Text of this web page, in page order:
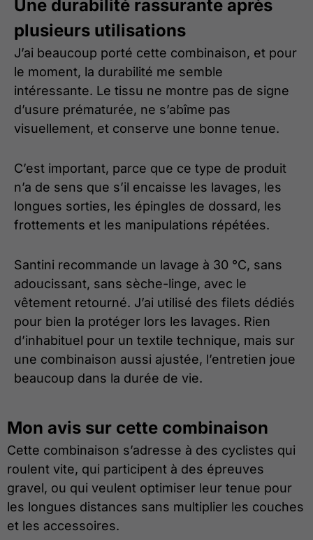
Une durabilité rassurante après
plusieurs utilisations
J’ai beaucoup porté cette combinaison, et pour
le moment, la durabilité me semble
intéressante. Le tissu ne montre pas de signe
d’usure prématurée, ne s’abîme pas
visuellement, et conserve une bonne tenue.
C’est important, parce que ce type de produit
n’a de sens que s’il encaisse les lavages, les
longues sorties, les épingles de dossard, les
frottements et les manipulations répétées.
Santini recommande un lavage à 30 °C, sans
adoucissant, sans sèche-linge, avec le
vêtement retourné. J’ai utilisé des filets dédiés
pour bien la protéger lors les lavages. Rien
d’inhabituel pour un textile technique, mais sur
une combinaison aussi ajustée, l’entretien joue
beaucoup dans la durée de vie.
Mon avis sur cette combinaison
Cette combinaison s’adresse à des cyclistes qui
roulent vite, qui participent à des épreuves
gravel, ou qui veulent optimiser leur tenue pour
les longues distances sans multiplier les couches
et les accessoires.